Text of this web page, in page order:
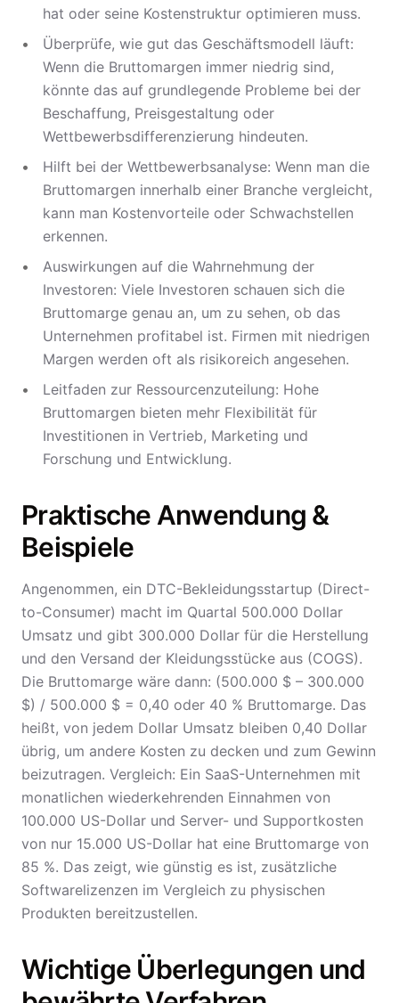
hat oder seine Kostenstruktur optimieren muss.
Überprüfe, wie gut das Geschäftsmodell läuft:
Wenn die Bruttomargen immer niedrig sind,
könnte das auf grundlegende Probleme bei der
Beschaffung, Preisgestaltung oder
Wettbewerbsdifferenzierung hindeuten.
Hilft bei der Wettbewerbsanalyse: Wenn man die
Bruttomargen innerhalb einer Branche vergleicht,
kann man Kostenvorteile oder Schwachstellen
erkennen.
Auswirkungen auf die Wahrnehmung der
Investoren: Viele Investoren schauen sich die
Bruttomarge genau an, um zu sehen, ob das
Unternehmen profitabel ist. Firmen mit niedrigen
Margen werden oft als risikoreich angesehen.
Leitfaden zur Ressourcenzuteilung: Hohe
Bruttomargen bieten mehr Flexibilität für
Investitionen in Vertrieb, Marketing und
Forschung und Entwicklung.
Praktische Anwendung &
Beispiele
Angenommen, ein DTC-Bekleidungsstartup (Direct-
to-Consumer) macht im Quartal 500.000 Dollar
Umsatz und gibt 300.000 Dollar für die Herstellung
und den Versand der Kleidungsstücke aus (COGS).
Die Bruttomarge wäre dann: (500.000 $ – 300.000
$) / 500.000 $ = 0,40 oder 40 % Bruttomarge. Das
heißt, von jedem Dollar Umsatz bleiben 0,40 Dollar
übrig, um andere Kosten zu decken und zum Gewinn
beizutragen. Vergleich: Ein SaaS-Unternehmen mit
monatlichen wiederkehrenden Einnahmen von
100.000 US-Dollar und Server- und Supportkosten
von nur 15.000 US-Dollar hat eine Bruttomarge von
85 %. Das zeigt, wie günstig es ist, zusätzliche
Softwarelizenzen im Vergleich zu physischen
Produkten bereitzustellen.
Wichtige Überlegungen und